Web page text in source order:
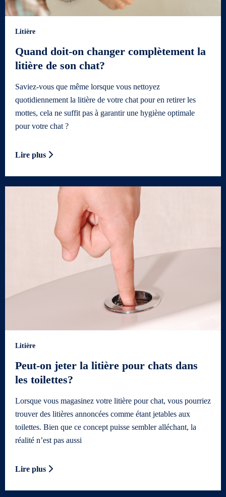
Litière
Quand doit-on changer complètement la
litière de son chat?
Saviez-vous que même lorsque vous nettoyez
quotidiennement la litière de votre chat pour en retirer les
mottes, cela ne suffit pas à garantir une hygiène optimale
pour votre chat ?
Lire plus
Litière
Peut-on jeter la litière pour chats dans
les toilettes?
Lorsque vous magasinez votre litière pour chat, vous pourriez
trouver des litières annoncées comme étant jetables aux
toilettes. Bien que ce concept puisse sembler alléchant, la
réalité n’est pas aussi
Lire plus